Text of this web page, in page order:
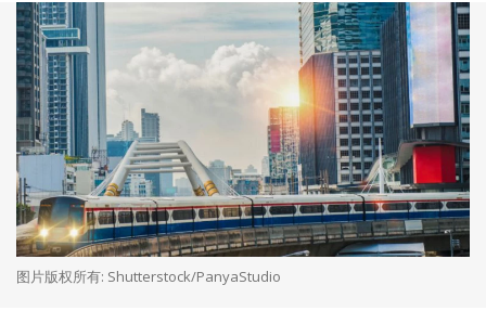
图片版权所有: Shutterstock/PanyaStudio